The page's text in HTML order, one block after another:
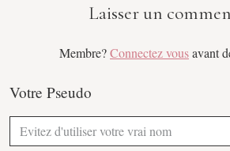
Laisser un
Membre?Connectez vousavant
Votre Pseudo